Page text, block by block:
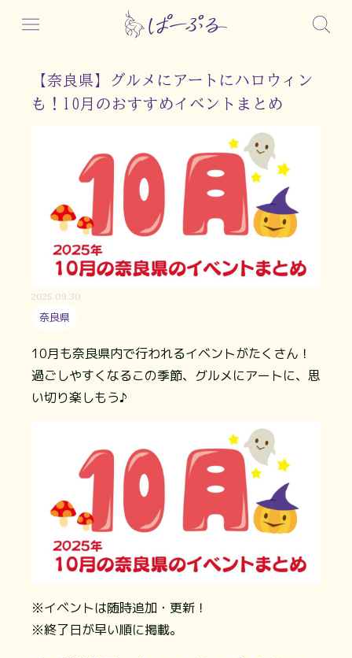
【奈良県】グルメにアートにハロウィン
も！10月のおすすめイベントまとめ
2025.09.30
奈良県
10月も奈良県内で行われるイベントがたくさん！
過ごしやすくなるこの季節、グルメにアートに、思
い切り楽しもう♪
※イベントは随時追加・更新！
※終了日が早い順に掲載。